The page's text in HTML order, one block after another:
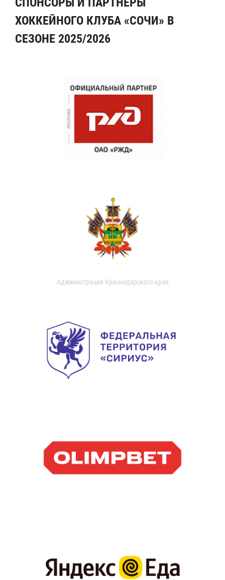
ХОККЕЙНОГО КЛУБА «СОЧИ» В
СЕЗОНЕ 2025/2026
Администрация Краснодарского края